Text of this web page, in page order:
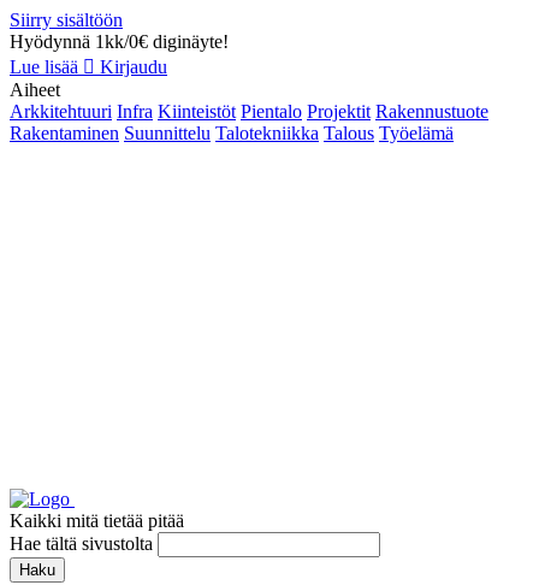
Siirry sisältöön
Hyödynnä 1kk/0€ diginäyte!
Lue lisää
Kirjaudu
Aiheet
Arkkitehtuuri Infra Kiinteistöt Pientalo Projektit Rakennustuote
Rakentaminen Suunnittelu Talotekniikka Talous Työelämä
Kaikki mitä tietää pitää
Hae tältä sivustolta
Haku